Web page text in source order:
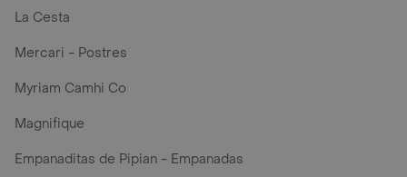
La Cesta
Mercari - Postres
Myriam Camhi Co
Magnifique
Empanaditas de Pipian - Empanadas